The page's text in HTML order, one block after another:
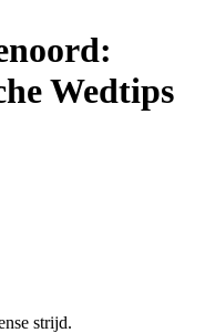
Wedtips
strijd.